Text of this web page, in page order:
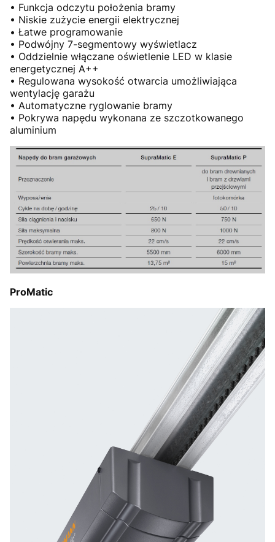
• Funkcja odczytu położenia bramy
• Niskie zużycie energii elektrycznej
• Łatwe programowanie
• Podwójny 7-segmentowy wyświetlacz
• Oddzielnie włączane oświetlenie LED w klasie
energetycznej A++
• Regulowana wysokość otwarcia umożliwiająca
wentylację garażu
• Automatyczne ryglowanie bramy
• Pokrywa napędu wykonana ze szczotkowanego
aluminium
ProMatic